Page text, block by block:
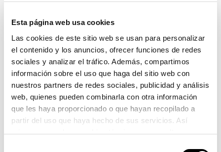
Esta página web usa cookies
Las cookies de este sitio web se usan para personalizar
el contenido y los anuncios, ofrecer funciones de redes
sociales y analizar el tráfico. Además, compartimos
información sobre el uso que haga del sitio web con
nuestros partners de redes sociales, publicidad y análisis
web, quienes pueden combinarla con otra información
que les haya proporcionado o que hayan recopilado a
partir del uso que haya hecho de sus servicios. Así
mismo se emplean cookies técnicas que resultan
Navegación de entradas
Siguiente entrada
Siguiente
EL PUERTO DE VALENCIA Y LA
TERMINAL TCV RECIBEN LA
VISITA DE UNA DELEGACIÓN
DEL GOBIERNO
METROPOLITANO DE TOKIO Y
DE SU PUERTO